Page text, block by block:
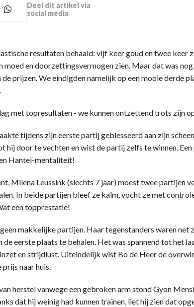
Deel dit artikel via
social media
resultaten behaald: vijf keer goud en twee keer
moed en doorzettingsvermogen zien. Maar dat was
de prijzen. We eindigden namelijk op een mooie derde
met topresultaten - we kunnen ontzettend trots zijn
tijdens zijn eerste partij geblesseerd aan zijn
hij door te vechten en wist de partij zelfs te winnen.
Hantei-mentaliteit!
Milena Leussink (slechts 7 jaar) moest twee partijen
In beide partijen bleef ze kalm, vocht ze met
een topprestatie!
makkelijke partijen. Haar tegenstanders waren net
de eerste plaats te behalen. Het was spannend tot het
en strijdlust. Uiteindelijk wist Bo de Heer de
prijs naar huis.
herstel vanwege een gebroken arm stond Gyon
dat hij weinig had kunnen trainen, liet hij zien dat